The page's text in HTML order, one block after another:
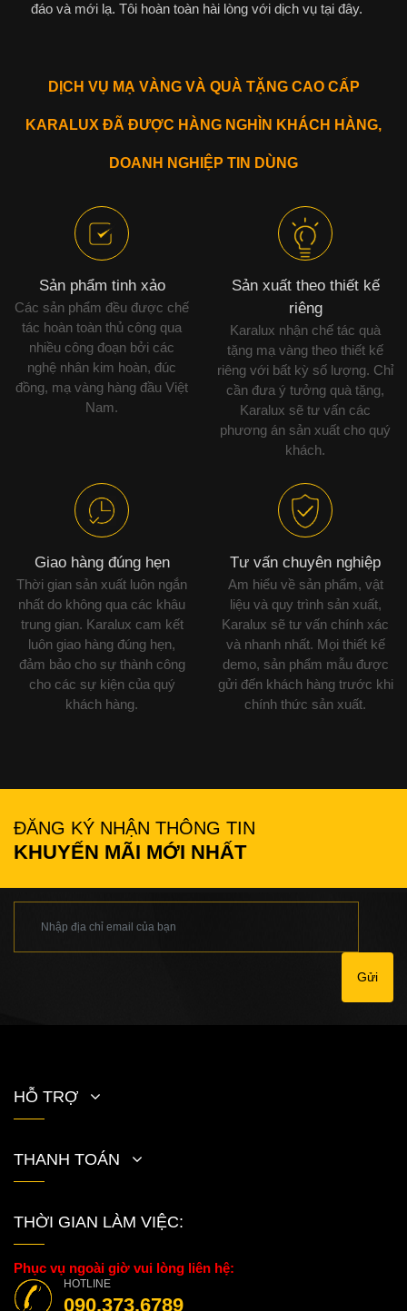
đáo và mới lạ. Tôi hoàn toàn hài lòng với dịch vụ tại đây.
DỊCH VỤ MẠ VÀNG VÀ QUÀ TẶNG CAO CẤP
KARALUX ĐÃ ĐƯỢC HÀNG NGHÌN KHÁCH HÀNG,
DOANH NGHIỆP TIN DÙNG
Sản phẩm tinh xảo
Các sản phẩm đều được chế
tác hoàn toàn thủ công qua
nhiều công đoạn bởi các
nghệ nhân kim hoàn, đúc
đồng, mạ vàng hàng đầu Việt
Nam.
Sản xuất theo thiết kế
riêng
Karalux nhận chế tác quà
tặng mạ vàng theo thiết kế
riêng với bất kỳ số lượng. Chỉ
cần đưa ý tưởng quà tặng,
Karalux sẽ tư vấn các
phương án sản xuất cho quý
khách.
Giao hàng đúng hẹn
Thời gian sản xuất luôn ngắn
nhất do không qua các khâu
trung gian. Karalux cam kết
luôn giao hàng đúng hẹn,
đảm bảo cho sự thành công
cho các sự kiện của quý
khách hàng.
Tư vấn chuyên nghiệp
Am hiểu về sản phẩm, vật
liệu và quy trình sản xuất,
Karalux sẽ tư vấn chính xác
và nhanh nhất. Mọi thiết kế
demo, sản phẩm mẫu được
gửi đến khách hàng trước khi
chính thức sản xuất.
ĐĂNG KÝ NHẬN THÔNG TIN
KHUYẾN MÃI MỚI NHẤT
Gửi
HỖ TRỢ
THANH TOÁN
THỜI GIAN LÀM VIỆC:
Phục vụ ngoài giờ vui lòng liên hệ:
HOTLINE
090.373.6789